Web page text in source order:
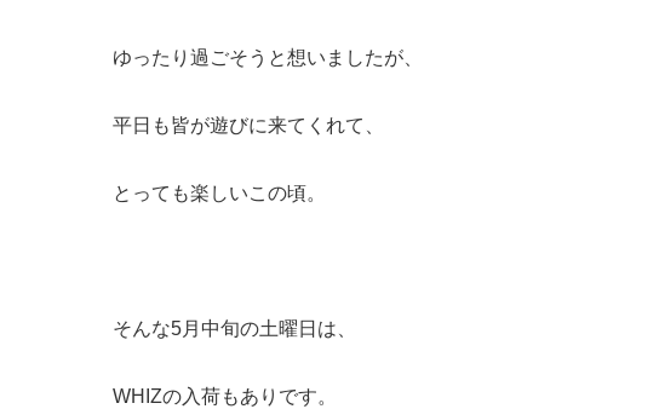
ゆったり過ごそうと想いましたが、
平日も皆が遊びに来てくれて、
とっても楽しいこの頃。
そんな5月中旬の土曜日は、
WHIZの入荷もありです。